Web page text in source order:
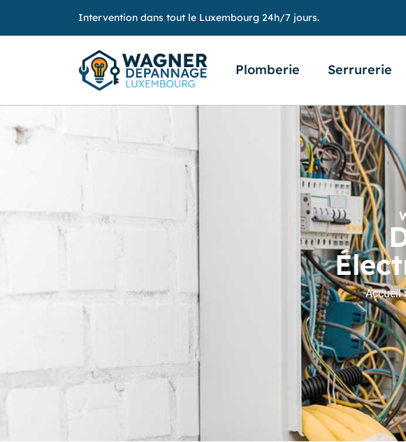
Intervention dans tout le Luxembourg 24h/7 jours.
Plomberie Serrurerie
Accueil